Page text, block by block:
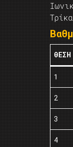
ΘΈΣΗ
1
2
3
4